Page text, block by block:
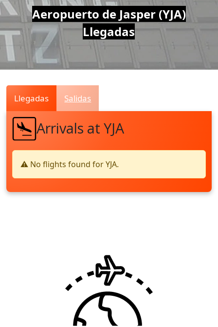
Air
Traffic
Live
Aeropuerto de Jasper (YJA)
Llegadas
Llegadas Salidas
Arrivals at YJA
⚠️ No flights found for YJA.